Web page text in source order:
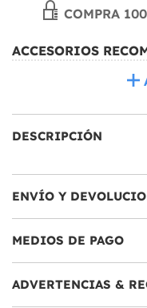
COMPRA
ACCESORIOS
DESCRIPCIÓN
ENVÍO Y
MEDIOS DE PAGO
ADVERTENCIAS &